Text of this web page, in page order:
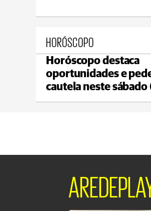
HORÓSCOPO
Horóscopo destaca
oportunidades e
cautela neste sábado
max 22°C